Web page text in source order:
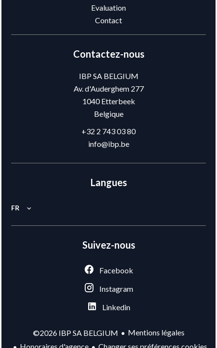
Evaluation
Contact
Contactez-nous
IBP SA BELGIUM
Av. d'Auderghem 277
1040Etterbeek
Belgique
+32 2 743 03 80
info@ibp.be
Langues
FR
Suivez-nous
Facebook
Instagram
Linkedin
©2026 IBP SA BELGIUM
Mentions légales